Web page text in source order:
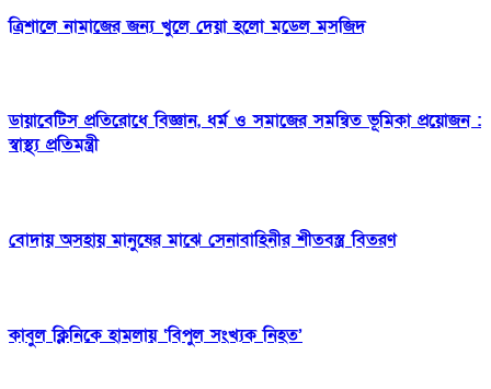
ত্রিশালে নামাজের জন্য খুলে দেয়া হলো মডেল মসজিদ
ডায়াবেটিস প্রতিরোধে বিজ্ঞান, ধর্ম ও সমাজের সমন্বিত ভূমিকা প্রয়োজন :
স্বাস্থ্য প্রতিমন্ত্রী
বোদায় অসহায় মানুষের মাঝে সেনাবাহিনীর শীতবস্ত্র বিতরণ
কাবুল ক্লিনিকে হামলায় ‘বিপুল সংখ্যক নিহত’